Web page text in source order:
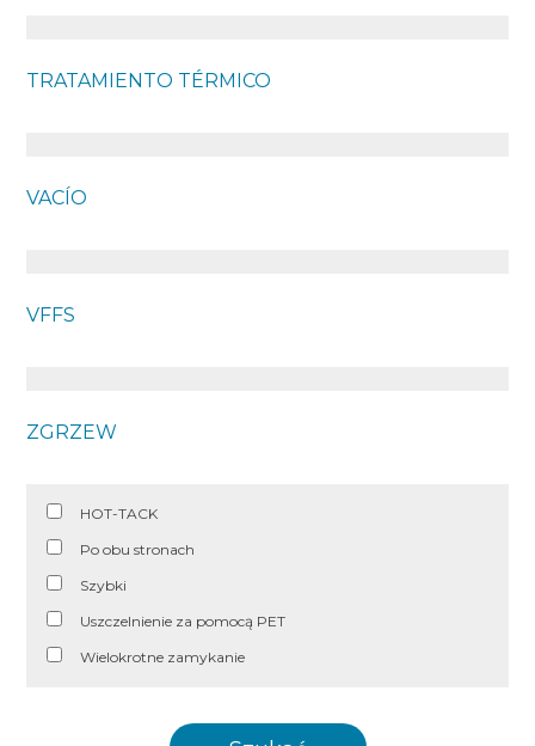
TRATAMIENTO TÉRMICO
VACÍO
VFFS
ZGRZEW
HOT-TACK
Po obu stronach
Szybki
Uszczelnienie za pomocą PET
Wielokrotne zamykanie